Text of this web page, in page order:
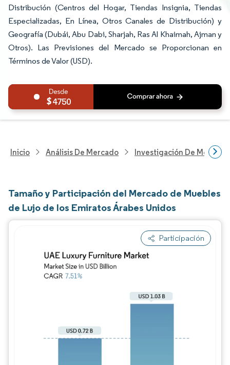
Distribución (Centros del Hogar, Tiendas Insignia, Tiendas
Especializadas, En Línea, Otros Canales de Distribución) y
Geografía (Dubái, Abu Dabi, Sharjah, Ras Al Khaimah, Ajman y
Otros). Las Previsiones del Mercado se Proporcionan en
Términos de Valor (USD).
4750
Inicio Análisis De Mercado Investigación De Mejoras
Tamaño y Participación del Mercado de Muebles
de Lujo de los Emiratos Árabes Unidos
Participación